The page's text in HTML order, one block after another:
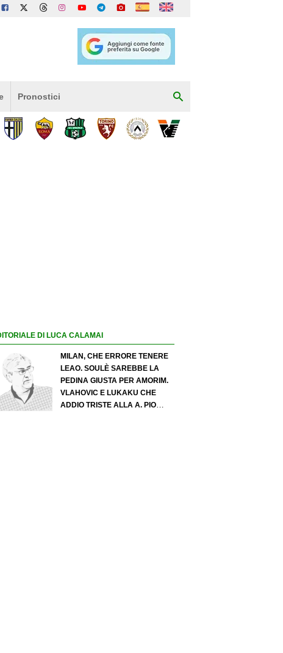
Pronostici
DI LUCA CALAMAI
MILAN, CHE ERRORE TENERE
LEAO. SOULÈ SAREBBE LA
PEDINA GIUSTA PER AMORIM.
VLAHOVIC E LUKAKU CHE
ADDIO TRISTE ALLA A. PIO